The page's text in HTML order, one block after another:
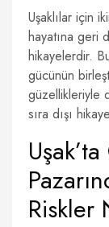
Uşaklılar için
hayatına geri
hikayelerdir.
gücünün
güzellikleriyle
sıra dışı
Riskler